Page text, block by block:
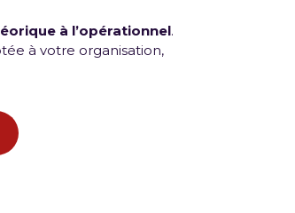
à l’opérationnel.
à votre organisation,